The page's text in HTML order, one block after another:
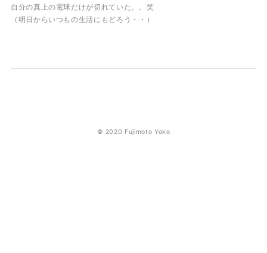
自分の真上の電球だけが切れていた。。笑
（明日からいつもの生活にもどろう・・）
© 2020 Fujimoto Yoko